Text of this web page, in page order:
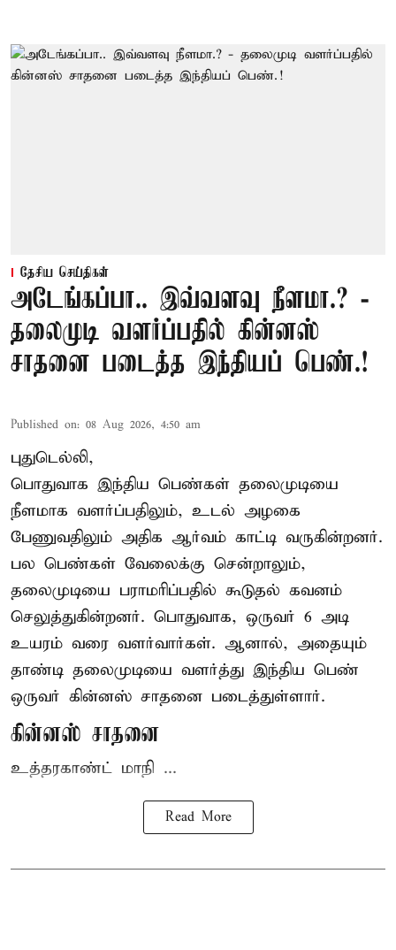
தேசிய செய்திகள்
அடேங்கப்பா.. இவ்வளவு நீளமா.? -
தலைமுடி வளர்ப்பதில் கின்னஸ்
சாதனை படைத்த இந்தியப் பெண்.!
Published on: 08 Aug 2026, 4:50 am
புதுடெல்லி,
பொதுவாக இந்திய பெண்கள் தலைமுடியை
நீளமாக வளர்ப்பதிலும், உடல் அழகை
பேணுவதிலும் அதிக ஆர்வம் காட்டி வருகின்றனர்.
பல பெண்கள் வேலைக்கு சென்றாலும்,
தலைமுடியை பராமரிப்பதில் கூடுதல் கவனம்
செலுத்துகின்றனர். பொதுவாக, ஒருவர் 6 அடி
உயரம் வரை வளர்வார்கள். ஆனால், அதையும்
தாண்டி தலைமுடியை வளர்த்து இந்திய பெண்
ஒருவர் கின்னஸ் சாதனை படைத்துள்ளார்.
கின்னஸ் சாதனை
உத்தரகாண்ட் மாநி ...
Read More